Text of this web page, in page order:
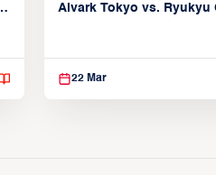
Alvark Tokyo vs. Ryukyu
22 Mar